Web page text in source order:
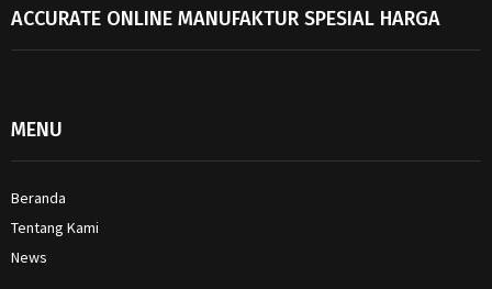
ACCURATE ONLINE MANUFAKTUR SPESIAL HARGA
MENU
Beranda
Tentang Kami
News